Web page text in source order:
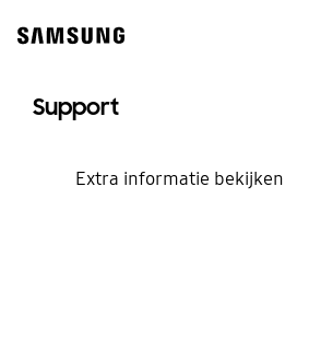
content
Support
Extra informatie bekijken